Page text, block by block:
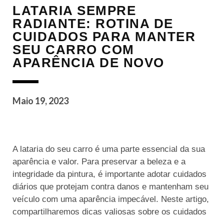
LATARIA SEMPRE
RADIANTE: ROTINA DE
CUIDADOS PARA MANTER
SEU CARRO COM
APARÊNCIA DE NOVO
Maio 19, 2023
A lataria do seu carro é uma parte essencial da sua
aparência e valor. Para preservar a beleza e a
integridade da pintura, é importante adotar cuidados
diários que protejam contra danos e mantenham seu
veículo com uma aparência impecável. Neste artigo,
compartilharemos dicas valiosas sobre os cuidados